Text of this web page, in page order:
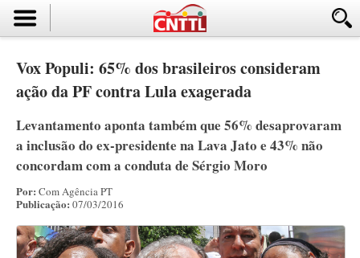
Vox Populi: 65% dos brasileiros consideram
ação da PF contra Lula exagerada
Levantamento aponta também que 56% desaprovaram
a inclusão do ex-presidente na Lava Jato e 43% não
concordam com a conduta de Sérgio Moro
Por: Com Agência PT
Publicação: 07/03/2016